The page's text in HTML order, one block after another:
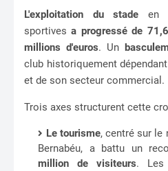
L'exploitation du stade en
sportivesa progressé de
millions d'euros. Un
club historiquement
et de son secteur commercial.
Trois axes structurent cette
Le tourisme, centré sur le
Bernabéu, a battu un
million de visiteurs. Les